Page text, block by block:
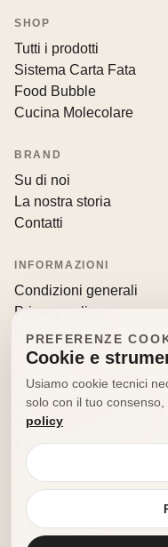
SHOP
Tutti i prodotti
Sistema Carta Fata
Food Bubble
Cucina Molecolare
BRAND
Su di noi
La nostra storia
Contatti
INFORMAZIONI
Condizioni generali
Privacy policy
Resi e recessi
info@decorfooditaly.it
Richiedi informazioni
Il tuo account
© 2026 Decorfood Italy.
PREFERENZE
Cookie e
Usiamo cookie tecnici
solo con il tuo
policy